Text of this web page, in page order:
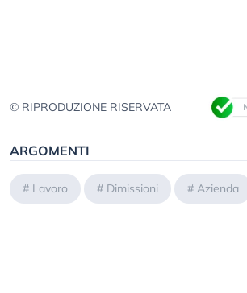
© RIPRODUZIONE RISERVATA
ARGOMENTI
# Lavoro # Dimissioni # Azienda